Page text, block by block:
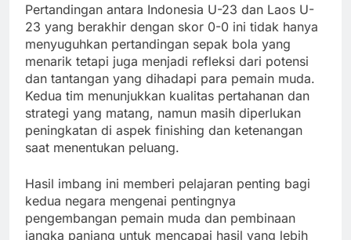
Pertandingan antara Indonesia U-23 dan Laos U-
23 yang berakhir dengan skor 0-0 ini tidak hanya
menyuguhkan pertandingan sepak bola yang
menarik tetapi juga menjadi refleksi dari potensi
dan tantangan yang dihadapi para pemain muda.
Kedua tim menunjukkan kualitas pertahanan dan
strategi yang matang, namun masih diperlukan
peningkatan di aspek finishing dan ketenangan
saat menentukan peluang.
Hasil imbang ini memberi pelajaran penting bagi
kedua negara mengenai pentingnya
pengembangan pemain muda dan pembinaan
jangka panjang untuk mencapai hasil yang lebih